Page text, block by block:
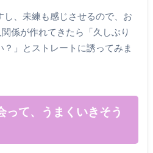
、未練も感じさせるので、お
係が作れてきたら「久しぶり
」とストレートに誘ってみま
って、うまくいきそう